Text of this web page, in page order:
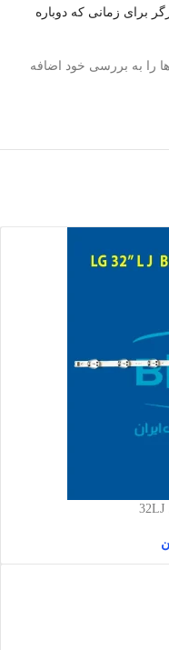
برای زمانی که دوباره
را به بررسی خود اضافه